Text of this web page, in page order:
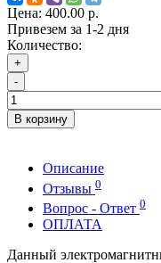
Цена: 400.00 р.
Привезем за 1-2 дня
Количество:
+
-
В корзину
Описание
Отзывы 0
Вопрос - Ответ 0
ОПЛАТА
Данный